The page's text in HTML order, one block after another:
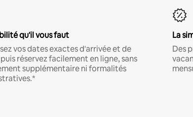
qu'il vous faut
vos dates exactes d'arrivée et de
réservez facilement en ligne, sans
supplémentaire ni formalités
La
Des